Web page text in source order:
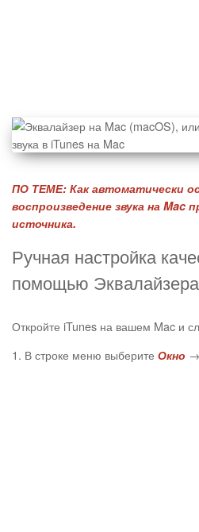
ПО ТЕМЕ: Как автоматически
воспроизведение звука на Mac
источника.
Ручная настройка
помощью
Откройте iTunes на вашем Mac и
1. В строке меню выберите Окно →